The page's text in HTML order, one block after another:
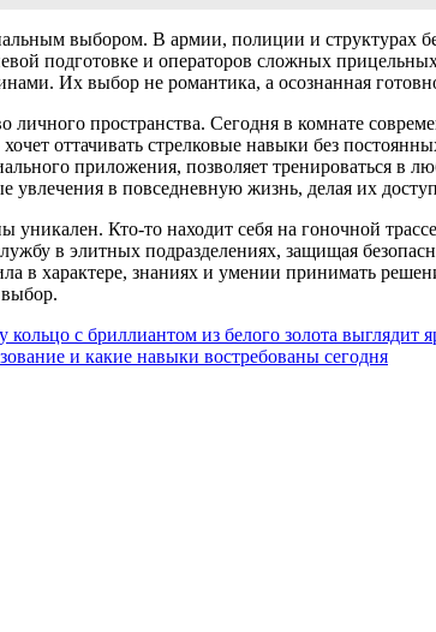
выбором. В армии, полиции и структурах
подготовке и операторов сложных
Их выбор не романтика, а осознанная
личного пространства. Сегодня в комнате
оттачивать стрелковые навыки без
приложения, позволяет тренироваться
увлечения в повседневную жизнь, делая их
Кто-то находит себя на гоночной
в элитных подразделениях, защищая
в характере, знаниях и умении принимать
с бриллиантом из белого золота выглядит
и какие навыки востребованы сегодня